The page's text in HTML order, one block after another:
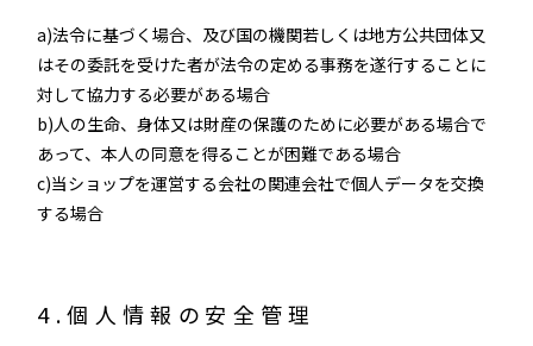
a)法令に基づく場合、及び国の機関若しくは地方公共団体又
はその委託を受けた者が法令の定める事務を遂行することに
対して協力する必要がある場合
b)人の生命、身体又は財産の保護のために必要がある場合で
あって、本人の同意を得ることが困難である場合
c)当ショップを運営する会社の関連会社で個人データを交換
する場合
4.個人情報の安全管理